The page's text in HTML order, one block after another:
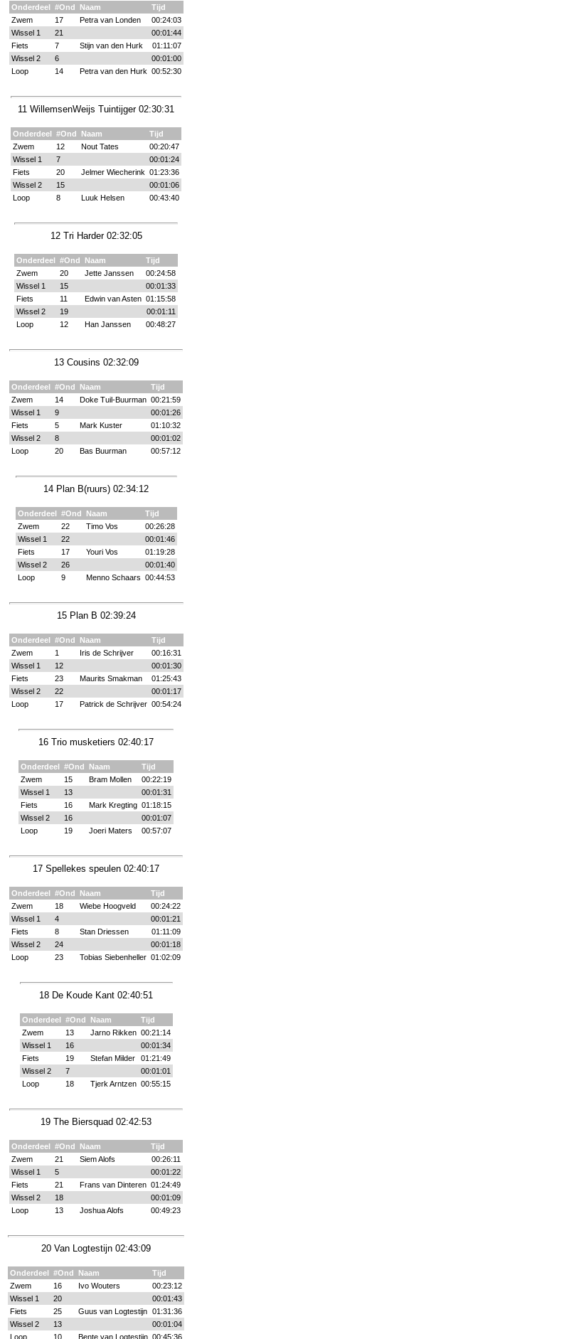
Onderdeel #Ond Naam
Tijd
Zwem
17 Petra van Londen
00:24:03
Wissel 1
21
00:01:44
Fiets
7 Stijn van den Hurk
01:11:07
Wissel 2
6
00:01:00
Loop
14 Petra van den Hurk 00:52:30
11 WillemsenWeijs Tuintijger 02:30:31
Onderdeel #Ond Naam
Tijd
Zwem
12 Nout Tates
00:20:47
Wissel 1
7
00:01:24
Fiets
20 Jelmer Wiecherink 01:23:36
Wissel 2
15
00:01:06
Loop
8 Luuk Helsen 00:43:40
12 Tri Harder 02:32:05
Onderdeel #Ond Naam
Tijd
Zwem
20 Jette Janssen
00:24:58
Wissel 1
15
00:01:33
Fiets
11 Edwin van Asten 01:15:58
Wissel 2
19
00:01:11
Loop
12 Han Janssen 00:48:27
13 Cousins 02:32:09
Onderdeel #Ond Naam
Tijd
Zwem
14 Doke Tuil-Buurman 00:21:59
Wissel 1
9
00:01:26
Fiets
5 Mark Kuster
01:10:32
Wissel 2
8
00:01:02
Loop
20 Bas Buurman 00:57:12
14 Plan B(ruurs) 02:34:12
Onderdeel #Ond Naam
Tijd
Zwem
22 Timo Vos
00:26:28
Wissel 1
22
00:01:46
Fiets
17 Youri Vos
01:19:28
Wissel 2
26
00:01:40
Loop
9 Menno Schaars 00:44:53
15 Plan B 02:39:24
Onderdeel #Ond Naam
Tijd
Zwem
1 Iris de Schrijver
00:16:31
Wissel 1
12
00:01:30
Fiets
23 Maurits Smakman
01:25:43
Wissel 2
22
00:01:17
Loop
17 Patrick de Schrijver 00:54:24
16 Trio musketiers 02:40:17
Onderdeel #Ond Naam
Tijd
Zwem
15 Bram Mollen
00:22:19
Wissel 1
13
00:01:31
Fiets
16 Mark Kregting 01:18:15
Wissel 2
16
00:01:07
Loop
19 Joeri Maters 00:57:07
17 Spellekes speulen 02:40:17
Onderdeel #Ond Naam
Tijd
Zwem
18 Wiebe Hoogveld
00:24:22
Wissel 1
4
00:01:21
Fiets
8 Stan Driessen
01:11:09
Wissel 2
24
00:01:18
Loop
23 Tobias Siebenheller 01:02:09
18 De Koude Kant 02:40:51
Onderdeel #Ond Naam
Tijd
Zwem
13 Jarno Rikken 00:21:14
Wissel 1
16
00:01:34
Fiets
19 Stefan Milder
01:21:49
Wissel 2
7
00:01:01
Loop
18 Tjerk Arntzen 00:55:15
19 The Biersquad 02:42:53
Onderdeel #Ond Naam
Tijd
Zwem
21 Siem Alofs
00:26:11
Wissel 1
5
00:01:22
Fiets
21 Frans van Dinteren 01:24:49
Wissel 2
18
00:01:09
Loop
13 Joshua Alofs 00:49:23
20 Van Logtestijn 02:43:09
Onderdeel #Ond Naam
Tijd
Zwem
16 Ivo Wouters
00:23:12
Wissel 1
20
00:01:43
Fiets
25 Guus van Logtestijn 01:31:36
Wissel 2
13
00:01:04
Loop
10 Bente van Logtestijn 00:45:36